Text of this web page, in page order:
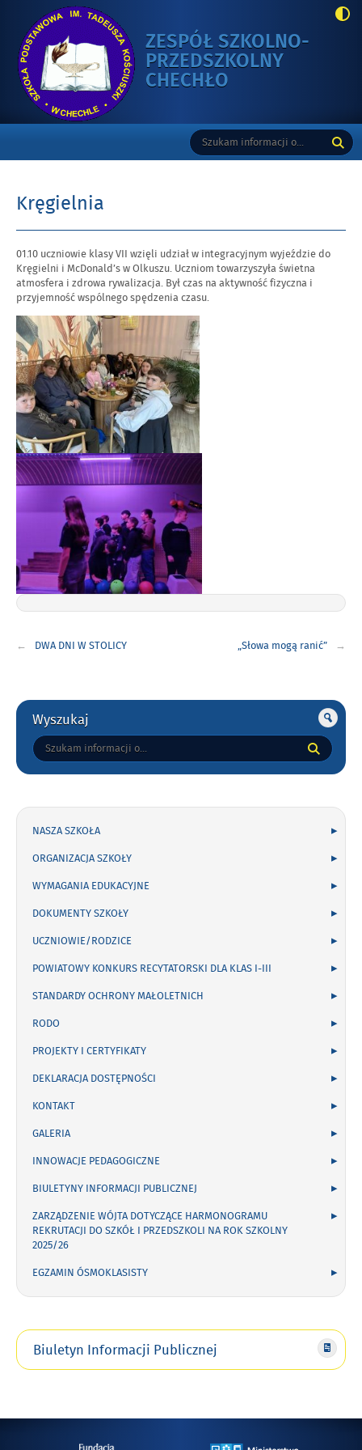
ZESPÓŁ SZKOLNO-
PRZEDSZKOLNY
CHECHŁO
Wyszukiwarka
Tutaj
wpisz
szukaną
Kręgielnia
Opublikowano
w
dniu
01.10 uczniowie klasy VII wzięli udział w integracyjnym wyjeździe do
Kręgielni i McDonald’s w Olkuszu. Uczniom towarzyszyła świetna
atmosfera i zdrowa rywalizacja. Był czas na aktywność fizyczna i
przyjemność wspólnego spędzenia czasu.
wpisuDWA DNI W STOLICY „Słowa mogą ranić”
Gorne
Wyszukaj
Tutaj
wpisz
NASZA SZKOŁA
ORGANIZACJA SZKOŁY
WYMAGANIA EDUKACYJNE
DOKUMENTY SZKOŁY
UCZNIOWIE/RODZICE
POWIATOWY KONKURS RECYTATORSKI DLA KLAS I-III
STANDARDY OCHRONY MAŁOLETNICH
RODO
PROJEKTY I CERTYFIKATY
DEKLARACJA DOSTĘPNOŚCI
KONTAKT
GALERIA
INNOWACJE PEDAGOGICZNE
BIULETYNY INFORMACJI PUBLICZNEJ
ZARZĄDZENIE WÓJTA DOTYCZĄCE HARMONOGRAMU
REKRUTACJI DO SZKÓŁ I PRZEDSZKOLI NA ROK SZKOLNY
2025/26
EGZAMIN ÓSMOKLASISTY
Biuletyn Informacji Publicznej